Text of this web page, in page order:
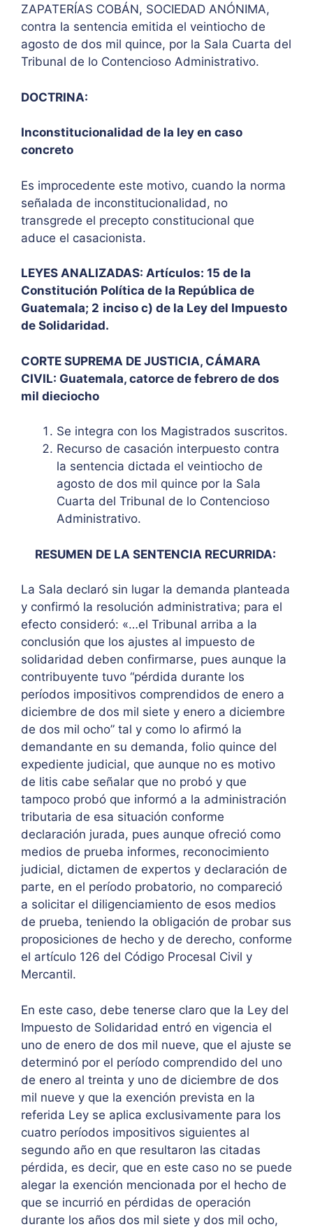
ZAPATERÍAS COBÁN, SOCIEDAD ANÓNIMA,
contra la sentencia emitida el veintiocho de
agosto de dos mil quince, por la Sala Cuarta del
Tribunal de lo Contencioso Administrativo.
DOCTRINA:
Inconstitucionalidad de la ley en caso
concreto
Es improcedente este motivo, cuando la norma
señalada de inconstitucionalidad, no
transgrede el precepto constitucional que
aduce el casacionista.
LEYES ANALIZADAS: Artículos: 15 de la
Constitución Política de la República de
Guatemala; 2 inciso c) de la Ley del Impuesto
de Solidaridad.
CORTE SUPREMA DE JUSTICIA, CÁMARA
CIVIL: Guatemala, catorce de febrero de dos
mil dieciocho
Se integra con los Magistrados suscritos.
Recurso de casación interpuesto contra
la sentencia dictada el veintiocho de
agosto de dos mil quince por la Sala
Cuarta del Tribunal de lo Contencioso
Administrativo.
RESUMEN DE LA SENTENCIA RECURRIDA:
La Sala declaró sin lugar la demanda planteada
y confirmó la resolución administrativa; para el
efecto consideró: «…el Tribunal arriba a la
conclusión que los ajustes al impuesto de
solidaridad deben confirmarse, pues aunque la
contribuyente tuvo “pérdida durante los
períodos impositivos comprendidos de enero a
diciembre de dos mil siete y enero a diciembre
de dos mil ocho” tal y como lo afirmó la
demandante en su demanda, folio quince del
expediente judicial, que aunque no es motivo
de litis cabe señalar que no probó y que
tampoco probó que informó a la administración
tributaria de esa situación conforme
declaración jurada, pues aunque ofreció como
medios de prueba informes, reconocimiento
judicial, dictamen de expertos y declaración de
parte, en el período probatorio, no compareció
a solicitar el diligenciamiento de esos medios
de prueba, teniendo la obligación de probar sus
proposiciones de hecho y de derecho, conforme
el artículo 126 del Código Procesal Civil y
Mercantil.
En este caso, debe tenerse claro que la Ley del
Impuesto de Solidaridad entró en vigencia el
uno de enero de dos mil nueve, que el ajuste se
determinó por el período comprendido del uno
de enero al treinta y uno de diciembre de dos
mil nueve y que la exención prevista en la
referida Ley se aplica exclusivamente para los
cuatro períodos impositivos siguientes al
segundo año en que resultaron las citadas
pérdida, es decir, que en este caso no se puede
alegar la exención mencionada por el hecho de
que se incurrió en pérdidas de operación
durante los años dos mil siete y dos mil ocho,